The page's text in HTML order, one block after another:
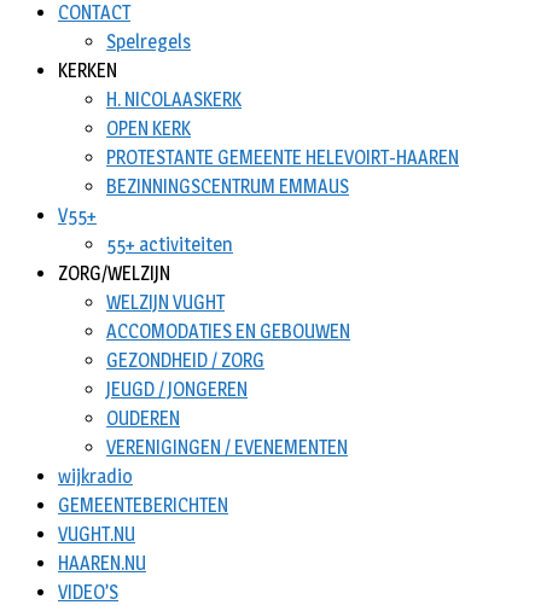
CONTACT
Spelregels
KERKEN
H. NICOLAASKERK
OPEN KERK
PROTESTANTE GEMEENTE HELEVOIRT-HAAREN
BEZINNINGSCENTRUM EMMAUS
V55+
55+ activiteiten
ZORG/WELZIJN
WELZIJN VUGHT
ACCOMODATIES EN GEBOUWEN
GEZONDHEID / ZORG
JEUGD / JONGEREN
OUDEREN
VERENIGINGEN / EVENEMENTEN
wijkradio
GEMEENTEBERICHTEN
VUGHT.NU
HAAREN.NU
VIDEO’S